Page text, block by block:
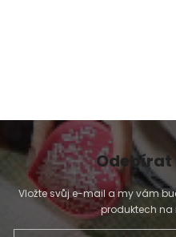
Odebírat
Vložte svůj e-mail a my vám
produktech